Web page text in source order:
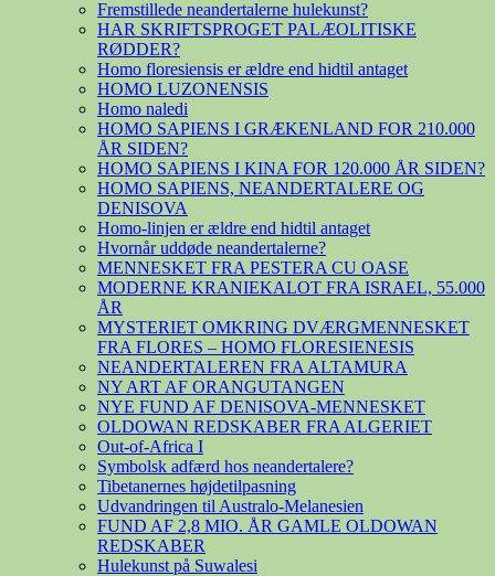
Fremstillede neandertalerne hulekunst?
HAR SKRIFTSPROGET PALÆOLITISKE
RØDDER?
Homo floresiensis er ældre end hidtil antaget
HOMO LUZONENSIS
Homo naledi
HOMO SAPIENS I GRÆKENLAND FOR 210.000
ÅR SIDEN?
HOMO SAPIENS I KINA FOR 120.000 ÅR SIDEN?
HOMO SAPIENS, NEANDERTALERE OG
DENISOVA
Homo-linjen er ældre end hidtil antaget
Hvornår uddøde neandertalerne?
MENNESKET FRA PESTERA CU OASE
MODERNE KRANIEKALOT FRA ISRAEL, 55.000
ÅR
MYSTERIET OMKRING DVÆRGMENNESKET
FRA FLORES – HOMO FLORESIENESIS
NEANDERTALEREN FRA ALTAMURA
NY ART AF ORANGUTANGEN
NYE FUND AF DENISOVA-MENNESKET
OLDOWAN REDSKABER FRA ALGERIET
Out-of-Africa I
Symbolsk adfærd hos neandertalere?
Tibetanernes højdetilpasning
Udvandringen til Australo-Melanesien
FUND AF 2,8 MIO. ÅR GAMLE OLDOWAN
REDSKABER
Hulekunst på Suwalesi